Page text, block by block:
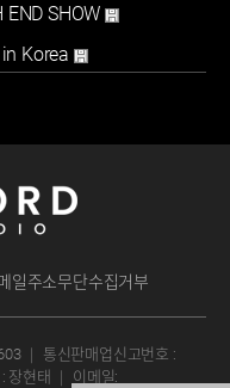
SHOW
Korea
일주소무단수집거부
통신판매업신고번호 :
장현태 이메일: